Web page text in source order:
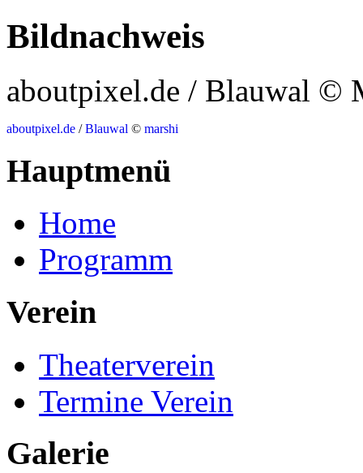
Bildnachweis
aboutpixel.de / Blauwal ©
aboutpixel.de /Blauwal © marshi
Hauptmenü
Home
Programm
Verein
Theaterverein
Termine Verein
Galerie